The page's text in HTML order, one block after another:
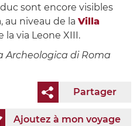
sont encore visibles
au niveau de la Villa
la via Leone XIII.
Archeologica di Roma
Partager
Ajoutez à mon voyage